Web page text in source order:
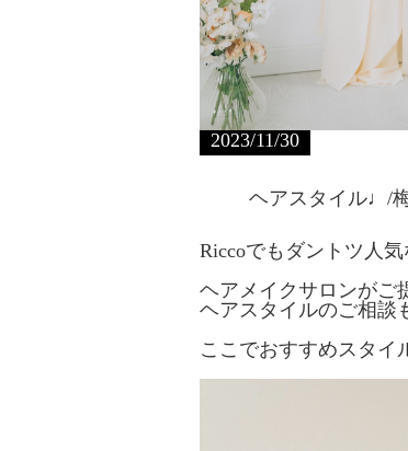
2023/11/30
ヘアスタイル♩/
Riccoでもダントツ人
ヘアメイクサロンがご
ヘアスタイルのご相談
ここでおすすめスタイ